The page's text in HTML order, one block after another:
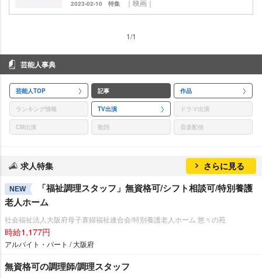
2023-02-10 特集 ｜映画｜
1/1
芸能人事典
芸能人TOP 記事 作品
ランキング情報 TV出演 ドラマ出演
CM出演 歌詞 音楽配信
求人特集 さらに見る
NEW
「福祉調理スタッフ」無資格可/シフト相談可/特別養護
老人ホーム
社会福祉法人大阪府母子寡婦福祉連合会/特別養護老人ホーム 悠々の苑
時給1,177円
アルバイト・パート / 大阪府
無資格可の調理師/調理スタッフ